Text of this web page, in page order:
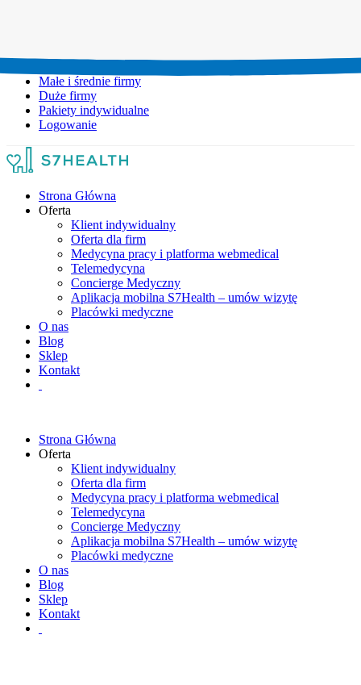
Małe i średnie firmy
Duże firmy
Pakiety indywidualne
Logowanie
Strona Główna
Oferta
Klient indywidualny
Oferta dla firm
Medycyna pracy i platforma webmedical
Telemedycyna
Concierge Medyczny
Aplikacja mobilna S7Health – umów wizytę
Placówki medyczne
O nas
Blog
Sklep
Kontakt
Strona Główna
Oferta
Klient indywidualny
Oferta dla firm
Medycyna pracy i platforma webmedical
Telemedycyna
Concierge Medyczny
Aplikacja mobilna S7Health – umów wizytę
Placówki medyczne
O nas
Blog
Sklep
Kontakt